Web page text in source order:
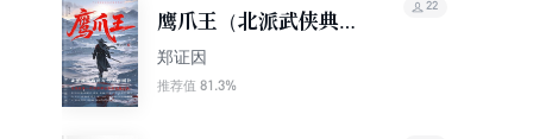
鹰爪王（北派武侠典
范，写尽人间刚骨）
郑证因
推荐值 81.3%
22